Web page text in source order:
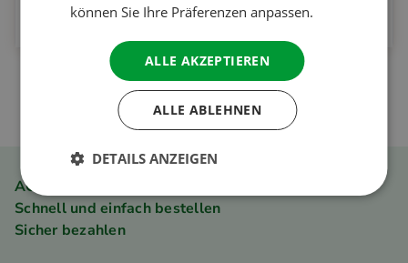
32.95 €
1
ACSI Club ID Mitgliedervorteil
Schnell und einfach bestellen
Sicher bezahlen
können Sie Ihre Präferenzen anpassen.
ALLE AKZEPTIEREN
ALLE ABLEHNEN
DETAILS ANZEIGEN